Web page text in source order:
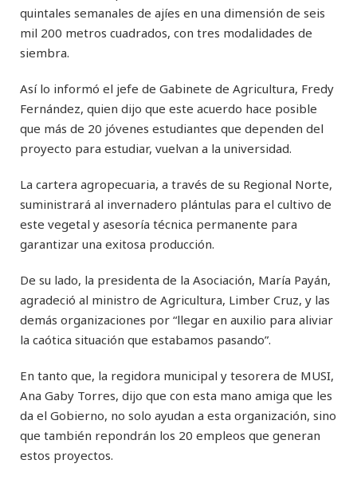
quintales semanales de ajíes en una dimensión de seis
mil 200 metros cuadrados, con tres modalidades de
siembra.
Así lo informó el jefe de Gabinete de Agricultura, Fredy
Fernández, quien dijo que este acuerdo hace posible
que más de 20 jóvenes estudiantes que dependen del
proyecto para estudiar, vuelvan a la universidad.
La cartera agropecuaria, a través de su Regional Norte,
suministrará al invernadero plántulas para el cultivo de
este vegetal y asesoría técnica permanente para
garantizar una exitosa producción.
De su lado, la presidenta de la Asociación, María Payán,
agradeció al ministro de Agricultura, Limber Cruz, y las
demás organizaciones por “llegar en auxilio para aliviar
la caótica situación que estabamos pasando”.
En tanto que, la regidora municipal y tesorera de MUSI,
Ana Gaby Torres, dijo que con esta mano amiga que les
da el Gobierno, no solo ayudan a esta organización, sino
que también repondrán los 20 empleos que generan
estos proyectos.